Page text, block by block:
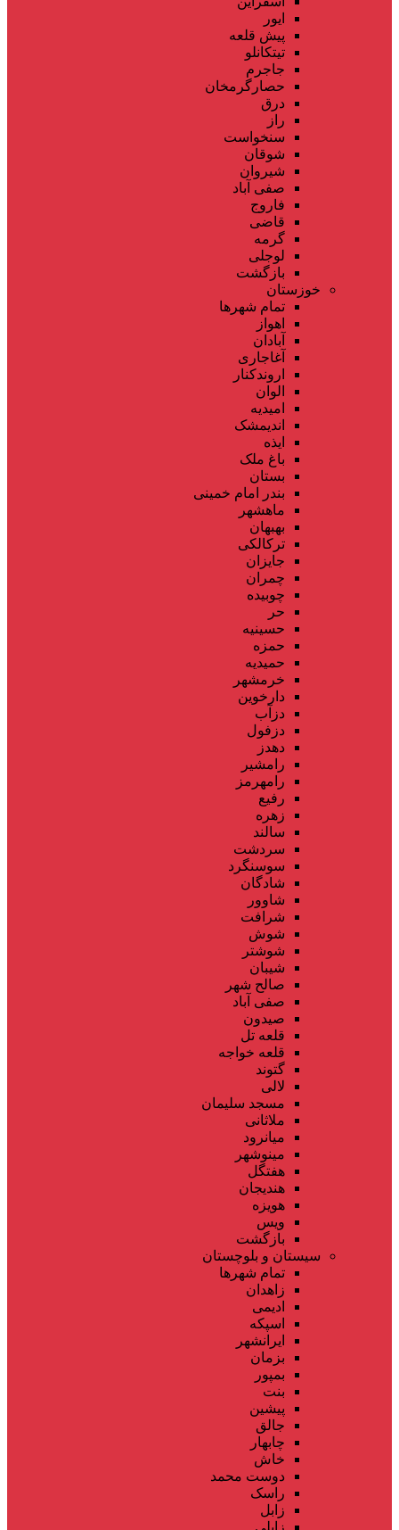
ایور
پیش قلعه
تیتکانلو
جاجرم
حصارگرمخان
درق
راز
سنخواست
شوقان
شیروان
صفی آباد
فاروج
قاضی
گرمه
لوجلی
بازگشت
خوزستان
تمام شهر‌ها
اهواز
آبادان
آغاجاری
اروندکنار
الوان
امیدیه
اندیمشک
ایذه
باغ ملک
بستان
بندر امام خمینی
ماهشهر
بهبهان
ترکالکی
جایزان
چمران
چوبیده
حر
حسینیه
حمزه
حمیدیه
خرمشهر
دارخوین
دزآب
دزفول
دهدز
رامشیر
رامهرمز
رفیع
زهره
سالند
سردشت
سوسنگرد
شادگان
شاوور
شرافت
شوش
شوشتر
شیبان
صالح شهر
صفی آباد
صیدون
قلعه تل
قلعه خواجه
گتوند
لالی
مسجد سلیمان
ملاثانی
میانرود
مینوشهر
هفتگل
هندیجان
هویزه
ویس
بازگشت
سیستان و بلوچستان
تمام شهر‌ها
زاهدان
ادیمی
اسپکه
ایرانشهر
بزمان
بمپور
بنت
پیشین
جالق
چابهار
خاش
دوست محمد
راسک
زابل
زابلی